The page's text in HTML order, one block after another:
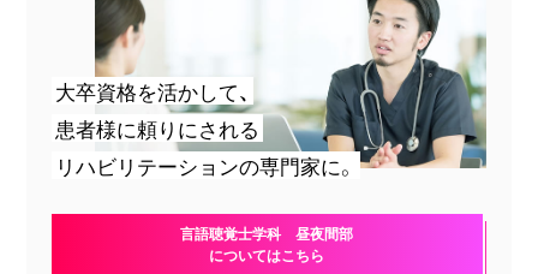
大卒資格を活かして、
患者様に頼りにされる
リハビリテーションの専門家に。
言語聴覚士学科 昼夜間部
についてはこちら